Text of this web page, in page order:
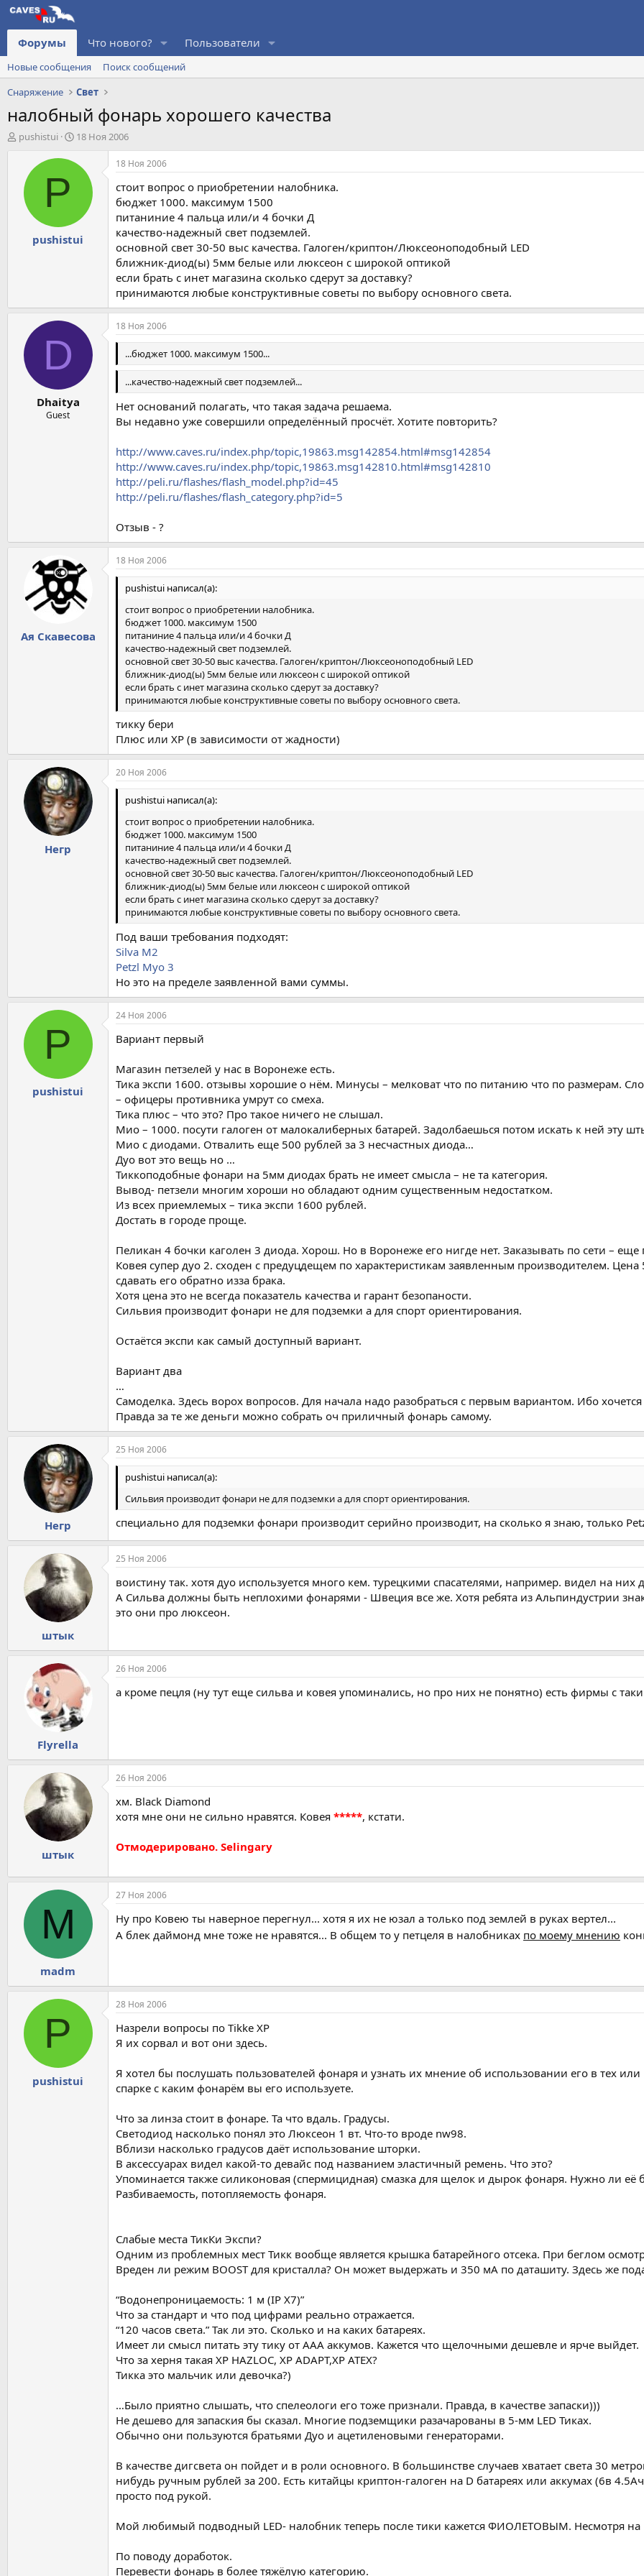
Форумы Что нового? Пользователи
Новые сообщения
Поиск сообщений
Снаряжение
Свет
налобный фонарь хорошего качества
А
pushistui
Д
т
а
л
18 Ноя 2006
P
pushistui
18 Ноя 2006
стоит вопрос о приобретении налобника.
бюджет 1000. максимум 1500
питаниние 4 пальца или/и 4 бочки Д
качество-надежный свет подземлей.
основной свет 30-50 выс качества. Галоген/криптон/Люксеоноподобный LED
ближник-диод(ы) 5мм белые или люксеон с широкой оптикой
если брать с инет магазина сколько сдерут за доставку?
принимаются любые конструктивные советы по выбору основного света.
D
Dhaitya
Guest
18 Ноя 2006
...бюджет 1000. максимум 1500...
...качество-надежный свет подземлей...
Нет оснований полагать, что такая задача решаема.
Вы недавно уже совершили определённый просчёт. Хотите повторить?
http://www.caves.ru/index.php/topic,19863.msg142854.html#msg142854
http://www.caves.ru/index.php/topic,19863.msg142810.html#msg142810
http://peli.ru/flashes/flash_model.php?id=45
http://peli.ru/flashes/flash_category.php?id=5
Отзыв - ?
Ая Скавесова
18 Ноя 2006
pushistui написал(а):
стоит вопрос о приобретении налобника.
бюджет 1000. максимум 1500
питаниние 4 пальца или/и 4 бочки Д
качество-надежный свет подземлей.
основной свет 30-50 выс качества. Галоген/криптон/Люксеоноподобный LED
ближник-диод(ы) 5мм белые или люксеон с широкой оптикой
если брать с инет магазина сколько сдерут за доставку?
принимаются любые конструктивные советы по выбору основного света.
тикку бери
Плюс или ХР (в зависимости от жадности)
Негр
20 Ноя 2006
pushistui написал(а):
стоит вопрос о приобретении налобника.
бюджет 1000. максимум 1500
питаниние 4 пальца или/и 4 бочки Д
качество-надежный свет подземлей.
основной свет 30-50 выс качества. Галоген/криптон/Люксеоноподобный LED
ближник-диод(ы) 5мм белые или люксеон с широкой оптикой
если брать с инет магазина сколько сдерут за доставку?
принимаются любые конструктивные советы по выбору основного света.
Под ваши требования подходят:
Silva M2
Petzl Myo 3
Но это на пределе заявленной вами суммы.
P
pushistui
24 Ноя 2006
Вариант первый
Магазин петзелей у нас в Воронеже есть.
Тика экспи 1600. отзывы хорошие о нём. Минусы – мелковат что по питанию что по размерам.
– офицеры противника умрут со смеха.
Тика плюс – что это? Про такое ничего не слышал.
Мио – 1000. посути галоген от малокалиберных батарей. Задолбаешься потом искать к ней эту
Мио с диодами. Отвалить еще 500 рублей за 3 несчастных диода…
Дуо вот это вещь но …
Тиккоподобные фонари на 5мм диодах брать не имеет смысла – не та категория.
Вывод- петзели многим хороши но обладают одним существенным недостатком.
Из всех приемлемых – тика экспи 1600 рублей.
Достать в городе проще.
Пеликан 4 бочки каголен 3 диода. Хорош. Но в Воронеже его нигде нет. Заказывать по сети – еще
Ковея супер дуо 2. сходен с предуцдещем по характеристикам заявленным производителем.
сдавать его обратно изза брака.
Хотя цена это не всегда показатель качества и гарант безопаности.
Сильвия производит фонари не для подземки а для спорт ориентирования.
Остаётся экспи как самый доступный вариант.
Вариант два
…
Самоделка. Здесь ворох вопросов. Для начала надо разобраться с первым вариантом. Ибо
Правда за те же деньги можно собрать оч приличный фонарь самому.
Негр
25 Ноя 2006
pushistui написал(а):
Сильвия производит фонари не для подземки а для спорт ориентирования.
специально для подземки фонари производит серийно производит, на сколько я знаю, только
штык
25 Ноя 2006
воистину так. хотя дуо используется много кем. турецкими спасателями, например. видел на них
А Сильва должны быть неплохими фонарями - Швеция все же. Хотя ребята из Альпиндустрии
это они про люксеон.
Flyrella
26 Ноя 2006
а кроме пецля (ну тут еще сильва и ковея упоминались, но про них не понятно) есть фирмы с
штык
26 Ноя 2006
хм. Black Diamond
хотя мне они не сильно нравятся. Ковея *****, кстати.
Отмодерировано. Selingary
M
madm
27 Ноя 2006
Ну про Ковею ты наверное перегнул... хотя я их не юзал а только под землей в руках вертел...
А блек даймонд мне тоже не нравятся... В общем то у петцеля в налобниках по моему мнению
P
pushistui
28 Ноя 2006
Назрели вопросы по Tikke XP
Я их сорвал и вот они здесь.
Я хотел бы послушать пользователей фонаря и узнать их мнение об использовании его в тех
спарке с каким фонарём вы его используете.
Что за линза стоит в фонаре. Та что вдаль. Градусы.
Светодиод насколько понял это Люксеон 1 вт. Что-то вроде nw98.
Вблизи насколько градусов даёт использование шторки.
В аксессуарах видел какой-то девайс под названием эластичный ремень. Что это?
Упоминается также силиконовая (спермицидная) смазка для щелок и дырок фонаря. Нужно ли
Разбиваемость, потопляемость фонаря.
Слабые места ТикКи Экспи?
Одним из проблемных мест Тикк вообще является крышка батарейного отсека. При беглом
Вреден ли режим BOOST для кристалла? Он может выдержать и 350 мА по даташиту. Здесь же
“Водонепроницаемость: 1 м (IP X7)”
Что за стандарт и что под цифрами реально отражается.
“120 часов света.” Так ли это. Сколько и на каких батареях.
Имеет ли смысл питать эту тику от AAA аккумов. Кажется что щелочными дешевле и ярче выйдет.
Что за херня такая XP HAZLOC, XP ADAPT,XP ATEX?
Тикка это мальчик или девочка?)
…Было приятно слышать, что спелеологи его тоже признали. Правда, в качестве запаски)))
Не дешево для запаския бы сказал. Многие подземщики разачарованы в 5-мм LED Тиках.
Обычно они пользуются братьями Дуо и ацетиленовыми генераторами.
В качестве дигсвета он пойдет и в роли основного. В большинстве случаев хватает света 30
нибудь ручным рублей за 200. Есть китайцы криптон-галоген на D батареях или аккумах (6в
просто под рукой.
Мой любимый подводный LED- налобник теперь после тики кажется ФИОЛЕТОВЫМ. Несмотря на
По поводу доработок.
Перевести фонарь в более тяжёлую категорию.